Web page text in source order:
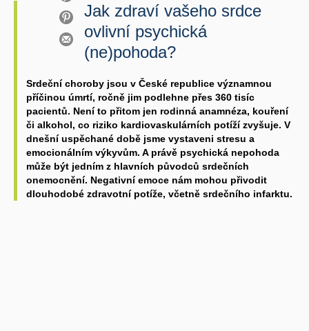
Jak zdraví vašeho srdce
ovlivní psychická
(ne)pohoda?
Srdeční choroby jsou v České republice významnou
příčinou úmrtí, ročně jim podlehne přes 360 tisíc
pacientů. Není to přitom jen rodinná anamnéza, kouření
či alkohol, co riziko kardiovaskulárních potíží zvyšuje. V
dnešní uspěchané době jsme vystaveni stresu a
emocionálním výkyvům. A právě psychická nepohoda
může být jedním z hlavních původců srdečních
onemocnění. Negativní emoce nám mohou přivodit
dlouhodobé zdravotní potíže, včetně srdečního infarktu.